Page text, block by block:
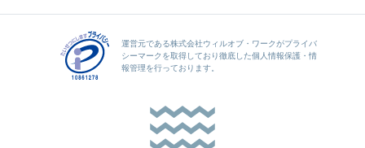
運営元である株式会社ウィルオブ・ワークがプライバ
シーマークを取得しており徹底した個人情報保護・情
報管理を行っております。